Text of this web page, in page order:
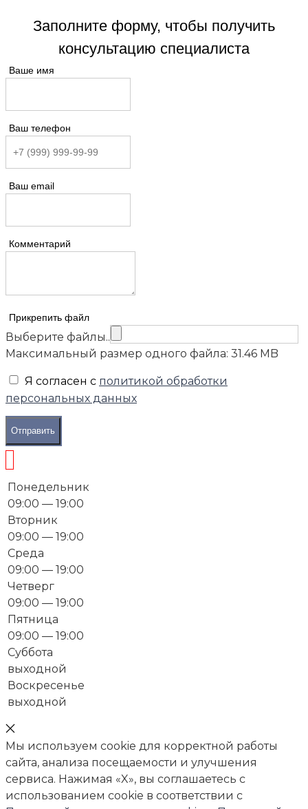
Заполните форму, чтобы получить
консультацию специалиста
Ваше имя
Ваш телефон
Ваш email
Комментарий
Прикрепить файл
Выберите файлы..
Максимальный размер одного файла: 31.46 MB
Я согласен с политикой обработки
персональных данных
Отправить
Понедельник
09:00 — 19:00
Вторник
09:00 — 19:00
Среда
09:00 — 19:00
Четверг
09:00 — 19:00
Пятница
09:00 — 19:00
Суббота
выходной
Воскресенье
выходной
Мы используем cookie для корректной работы
сайта, анализа посещаемости и улучшения
сервиса. Нажимая «X», вы соглашаетесь с
использованием cookie в соответствии с